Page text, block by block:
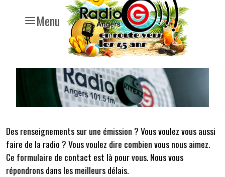
Menu
Des renseignements sur une émission ? Vous voulez vous aussi
faire de la radio ? Vous voulez dire combien vous nous aimez.
Ce formulaire de contact est là pour vous. Nous vous
répondrons dans les meilleurs délais.